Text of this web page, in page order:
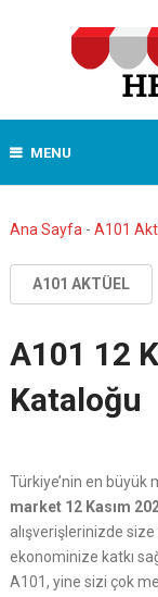
MENU
Ana Sayfa - A101
A101 AKTÜEL
A101 12
Kataloğu
Türkiye’nin en büyük
market 12 Kasım
alışverişlerinizde
ekonominize katkı
A101, yine sizi çok